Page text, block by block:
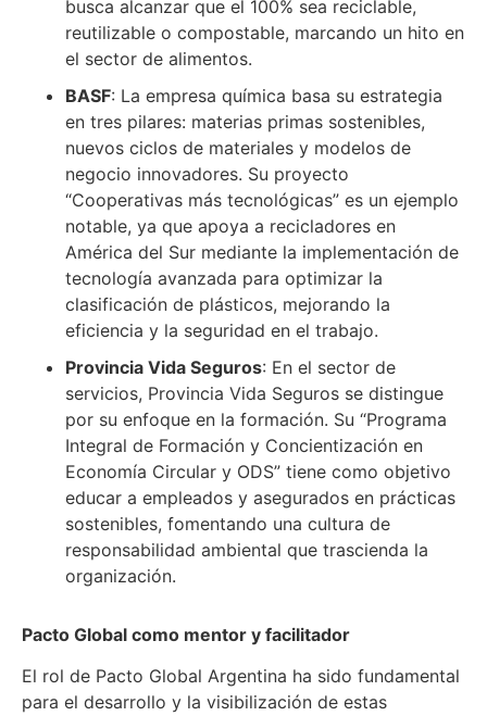
busca alcanzar que el 100% sea reciclable,
reutilizable o compostable, marcando un hito en
el sector de alimentos.
BASF: La empresa química basa su estrategia
en tres pilares: materias primas sostenibles,
nuevos ciclos de materiales y modelos de
negocio innovadores. Su proyecto
“Cooperativas más tecnológicas” es un ejemplo
notable, ya que apoya a recicladores en
América del Sur mediante la implementación de
tecnología avanzada para optimizar la
clasificación de plásticos, mejorando la
eficiencia y la seguridad en el trabajo.
Provincia Vida Seguros: En el sector de
servicios, Provincia Vida Seguros se distingue
por su enfoque en la formación. Su “Programa
Integral de Formación y Concientización en
Economía Circular y ODS” tiene como objetivo
educar a empleados y asegurados en prácticas
sostenibles, fomentando una cultura de
responsabilidad ambiental que trascienda la
organización.
Pacto Global como mentor y facilitador
El rol de Pacto Global Argentina ha sido fundamental
para el desarrollo y la visibilización de estas